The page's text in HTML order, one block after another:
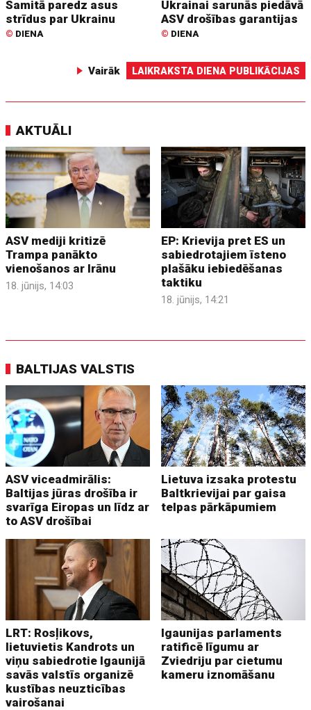
Samitā paredz asus
strīdus par Ukrainu
© DIENA
Ukrainai sarunās piedāvā
ASV drošības garantijas
© DIENA
Vairāk LAIKRAKSTA DIENA PUBLIKĀCIJAS
AKTUĀLI
ASV mediji kritizē
Trampa panākto
vienošanos ar Irānu
18. jūnijs, 14:03
EP: Krievija pret ES un
sabiedrotajiem īsteno
plašāku iebiedēšanas
taktiku
18. jūnijs, 14:21
BALTIJAS VALSTIS
ASV viceadmirālis:
Baltijas jūras drošība ir
svarīga Eiropas un līdz ar
to ASV drošībai
Lietuva izsaka protestu
Baltkrievijai par gaisa
telpas pārkāpumiem
LRT: Rosļikovs,
lietuvietis Kandrots un
viņu sabiedrotie Igaunijā
savās valstīs organizē
kustības neuzticības
vairošanai
Igaunijas parlaments
ratificē līgumu ar
Zviedriju par cietumu
kameru iznomāšanu